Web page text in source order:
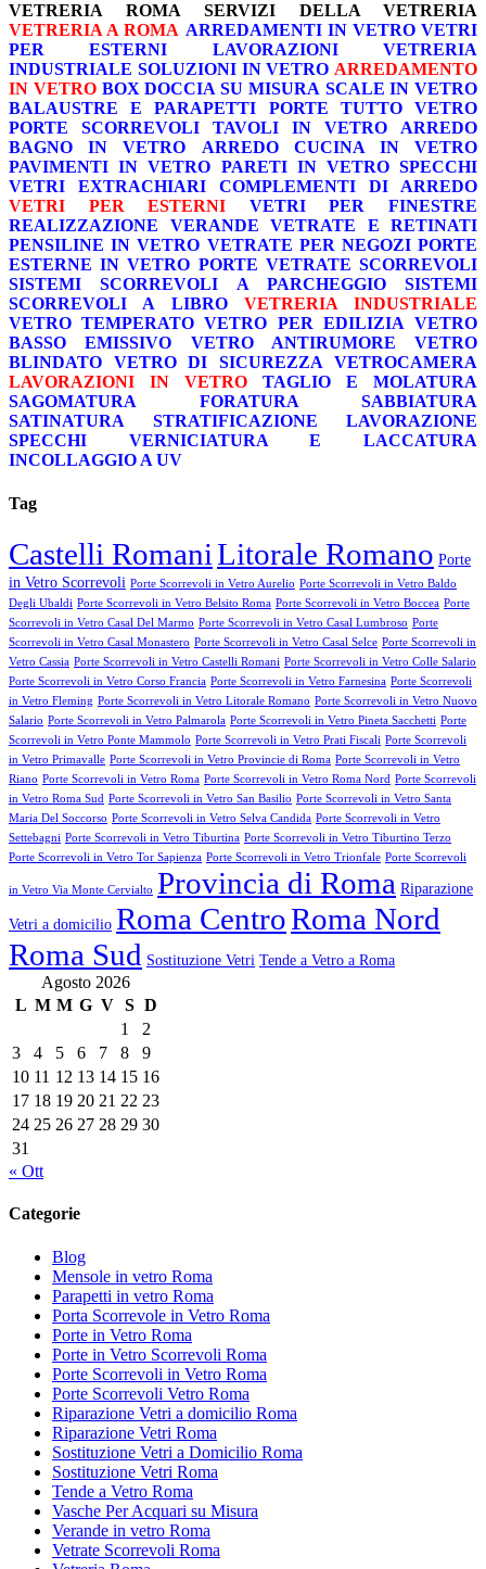
VETRERIA ROMA
SERVIZI DELLA VETRERIA
VETRERIA A ROMA ARREDAMENTI IN VETRO VETRI
PER ESTERNI
LAVORAZIONI
VETRERIA
INDUSTRIALE SOLUZIONI IN VETRO ARREDAMENTO
IN VETRO BOX DOCCIA SU MISURA SCALE IN VETRO
BALAUSTRE E PARAPETTI
PORTE TUTTO VETRO
PORTE SCORREVOLI
TAVOLI IN VETRO
ARREDO
BAGNO IN VETRO
ARREDO CUCINA IN VETRO
PAVIMENTI IN VETRO PARETI IN VETRO SPECCHI
VETRI EXTRACHIARI
COMPLEMENTI DI ARREDO
VETRI PER ESTERNI
VETRI PER FINESTRE
REALIZZAZIONE VERANDE
VETRATE E RETINATI
PENSILINE IN VETRO VETRATE PER NEGOZI PORTE
ESTERNE IN VETRO PORTE VETRATE SCORREVOLI
SISTEMI SCORREVOLI A PARCHEGGIO
SISTEMI
SCORREVOLI A LIBRO
VETRERIA INDUSTRIALE
VETRO TEMPERATO VETRO PER EDILIZIA VETRO
BASSO EMISSIVO
VETRO ANTIRUMORE
VETRO
BLINDATO
VETRO DI SICUREZZA
VETROCAMERA
LAVORAZIONI IN VETRO
TAGLIO E MOLATURA
SAGOMATURA
FORATURA
SABBIATURA
SATINATURA
STRATIFICAZIONE
LAVORAZIONE
SPECCHI
VERNICIATURA E LACCATURA
INCOLLAGGIO A UV
Tag
Castelli RomaniLitorale Romano Porte
in Vetro Scorrevoli Porte Scorrevoli in Vetro Aurelio Porte Scorrevoli in Vetro Baldo
Degli Ubaldi Porte Scorrevoli in Vetro Belsito Roma Porte Scorrevoli in Vetro Boccea Porte
Scorrevoli in Vetro Casal Del Marmo Porte Scorrevoli in Vetro Casal Lumbroso Porte
Scorrevoli in Vetro Casal Monastero Porte Scorrevoli in Vetro Casal Selce Porte Scorrevoli in
Vetro Cassia Porte Scorrevoli in Vetro Castelli Romani Porte Scorrevoli in Vetro Colle Salario
Porte Scorrevoli in Vetro Corso Francia Porte Scorrevoli in Vetro Farnesina Porte Scorrevoli
in Vetro Fleming Porte Scorrevoli in Vetro Litorale Romano Porte Scorrevoli in Vetro Nuovo
Salario Porte Scorrevoli in Vetro Palmarola Porte Scorrevoli in Vetro Pineta Sacchetti Porte
Scorrevoli in Vetro Ponte Mammolo Porte Scorrevoli in Vetro Prati Fiscali Porte Scorrevoli
in Vetro Primavalle Porte Scorrevoli in Vetro Provincie di Roma Porte Scorrevoli in Vetro
Riano Porte Scorrevoli in Vetro Roma Porte Scorrevoli in Vetro Roma Nord Porte Scorrevoli
in Vetro Roma Sud Porte Scorrevoli in Vetro San Basilio Porte Scorrevoli in Vetro Santa
Maria Del Soccorso Porte Scorrevoli in Vetro Selva Candida Porte Scorrevoli in Vetro
Settebagni Porte Scorrevoli in Vetro Tiburtina Porte Scorrevoli in Vetro Tiburtino Terzo
Porte Scorrevoli in Vetro Tor Sapienza Porte Scorrevoli in Vetro Trionfale Porte Scorrevoli
in Vetro Via Monte Cervialto Provincia di Roma Riparazione
Vetri a domicilio Roma CentroRoma Nord
Roma Sud Sostituzione Vetri Tende a Vetro a Roma
Agosto 2026
L M M G V S D
1
2
3
4 5 6 7 8
9
10 11 12 13 14 15 16
17 18 19 20 21 22 23
24 25 26 27 28 29 30
31
« Ott
Categorie
Blog
Mensole in vetro Roma
Parapetti in vetro Roma
Porta Scorrevole in Vetro Roma
Porte in Vetro Roma
Porte in Vetro Scorrevoli Roma
Porte Scorrevoli in Vetro Roma
Porte Scorrevoli Vetro Roma
Riparazione Vetri a domicilio Roma
Riparazione Vetri Roma
Sostituzione Vetri a Domicilio Roma
Sostituzione Vetri Roma
Tende a Vetro Roma
Vasche Per Acquari su Misura
Verande in vetro Roma
Vetrate Scorrevoli Roma